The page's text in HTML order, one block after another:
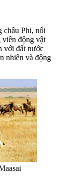
châu Phi, nổi
viên động vật
với đất nước
nhiên và động